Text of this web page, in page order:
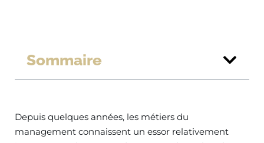
Sommaire
Depuis quelques années, les métiers du
management connaissent un essor relativement